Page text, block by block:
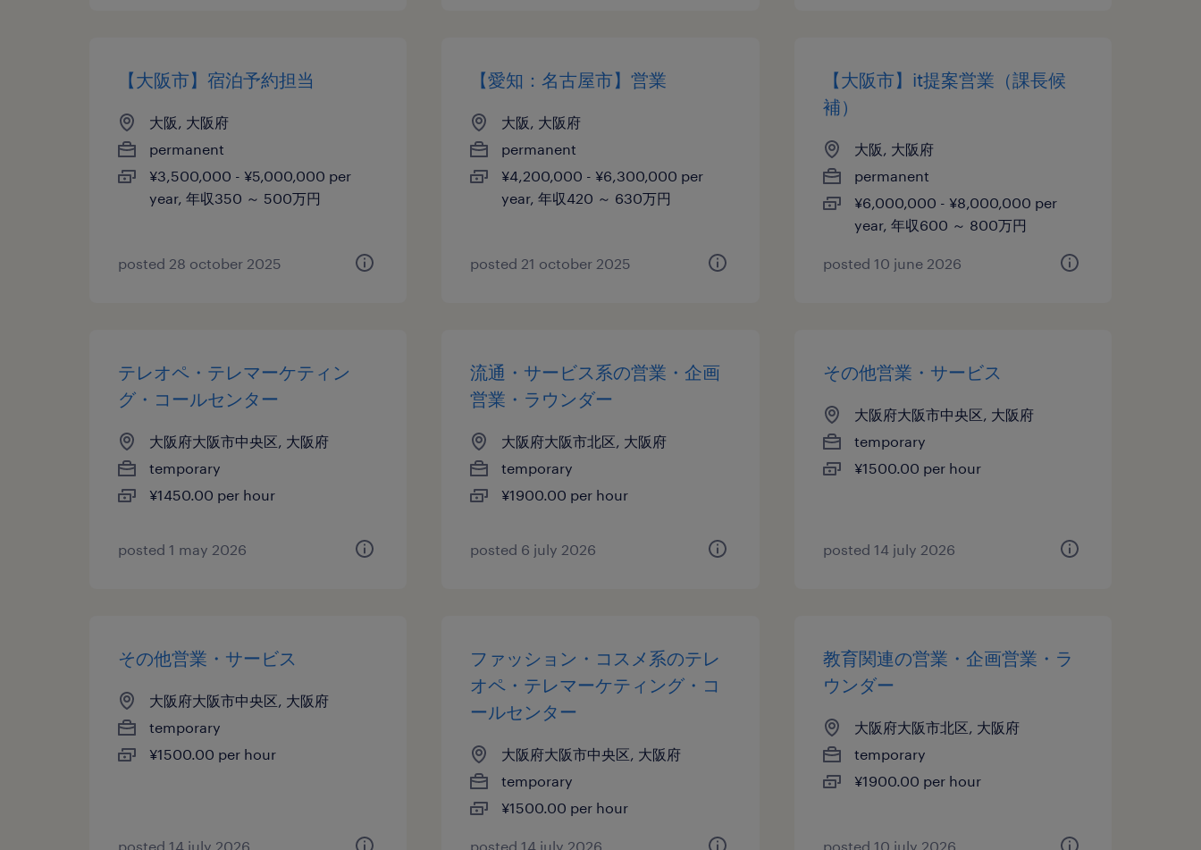
【大阪市】宿泊予約担当
大阪, 大阪府
permanent
¥3,500,000 - ¥5,000,000 per
year, 年収350 ～ 500万円
posted 28 october 2025
【愛知：名古屋市】営業
大阪, 大阪府
permanent
¥4,200,000 - ¥6,300,000 per
year, 年収420 ～ 630万円
posted 21 october 2025
【大阪市】it提案営業（課長候
補）
大阪, 大阪府
permanent
¥6,000,000 - ¥8,000,000 per
year, 年収600 ～ 800万円
posted 10 june 2026
テレオペ・テレマーケティン
グ・コールセンター
大阪府大阪市中央区, 大阪府
temporary
¥1450.00 per hour
posted 1 may 2026
流通・サービス系の営業・企画
営業・ラウンダー
大阪府大阪市北区, 大阪府
temporary
¥1900.00 per hour
posted 6 july 2026
その他営業・サービス
大阪府大阪市中央区, 大阪府
temporary
¥1500.00 per hour
posted 14 july 2026
その他営業・サービス
大阪府大阪市中央区, 大阪府
temporary
¥1500.00 per hour
posted 14 july 2026
ファッション・コスメ系のテレ
オペ・テレマーケティング・コ
ールセンター
大阪府大阪市中央区, 大阪府
temporary
¥1500.00 per hour
posted 14 july 2026
教育関連の営業・企画営業・ラ
ウンダー
大阪府大阪市北区, 大阪府
temporary
¥1900.00 per hour
posted 10 july 2026